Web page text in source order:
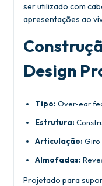
ser utilizado com
apresentações ao
Design
Tipo: Over-ear
Estrutura:
Articulação: Giro
Almofadas:
Projetado para